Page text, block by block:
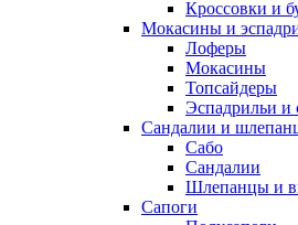
Кроссовки и
Мокасины и
Лоферы
Мокасины
Топсайдеры
Эспадрильи и
Сандалии и
Сабо
Сандалии
Шлепанцы и
Сапоги